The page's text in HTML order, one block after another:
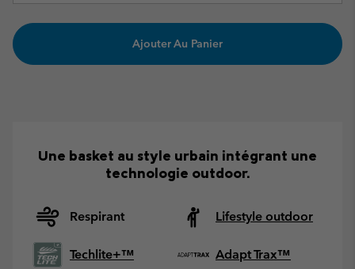
Ajouter Au Panier
Une basket au style urbain intégrant une
technologie outdoor.
Respirant Lifestyle outdoor
Techlite+™ Adapt Trax™